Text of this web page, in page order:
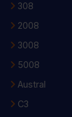
308
2008
3008
5008
Austral
C3